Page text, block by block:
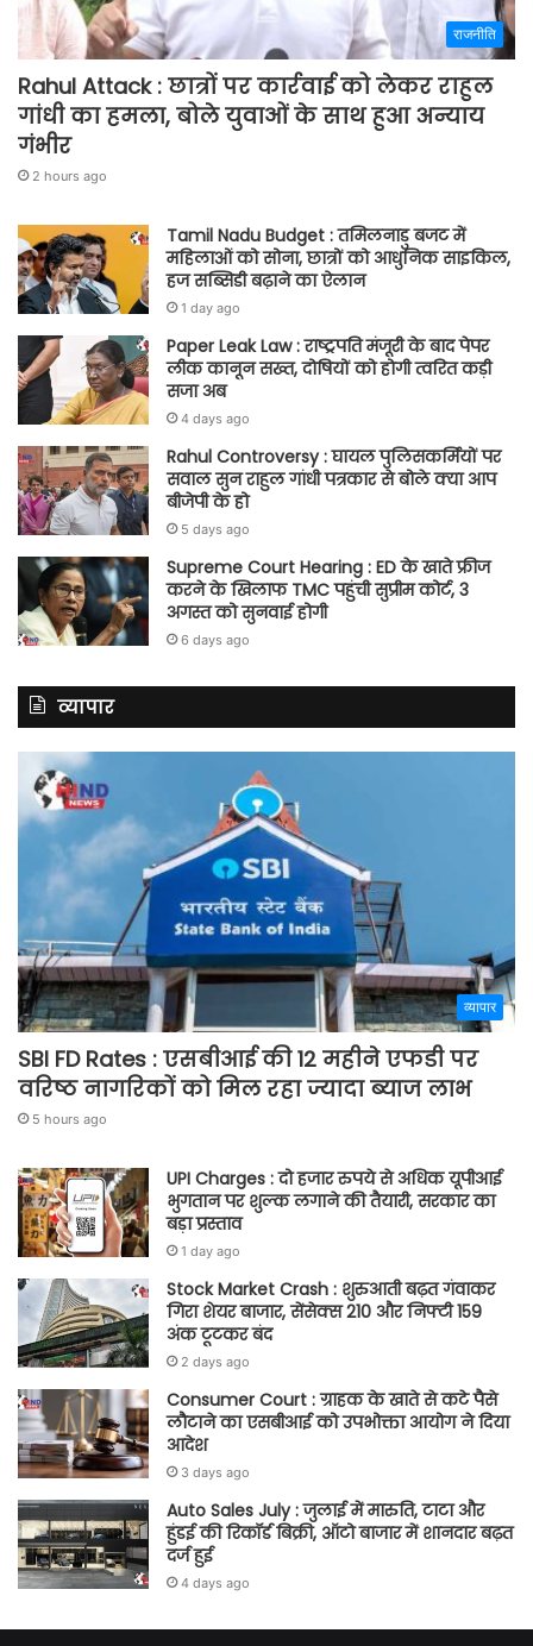
राजनीति
Rahul Attack : छात्रों पर कार्रवाई को लेकर राहुल
गांधी का हमला, बोले युवाओं के साथ हुआ अन्याय
गंभीर
2 hours ago
Tamil Nadu Budget : तमिलनाडु बजट में
महिलाओं को सोना, छात्रों को आधुनिक साइकिल,
हज सब्सिडी बढ़ाने का ऐलान
1 day ago
Paper Leak Law : राष्ट्रपति मंजूरी के बाद पेपर
लीक कानून सख्त, दोषियों को होगी त्वरित कड़ी
सजा अब
4 days ago
Rahul Controversy : घायल पुलिसकर्मियों पर
सवाल सुन राहुल गांधी पत्रकार से बोले क्या आप
बीजेपी के हो
5 days ago
Supreme Court Hearing : ED के खाते फ्रीज
करने के खिलाफ TMC पहुंची सुप्रीम कोर्ट, 3
अगस्त को सुनवाई होगी
6 days ago
व्यापार
व्यापार
SBI FD Rates : एसबीआई की 12 महीने एफडी पर
वरिष्ठ नागरिकों को मिल रहा ज्यादा ब्याज लाभ
5 hours ago
UPI Charges : दो हजार रुपये से अधिक यूपीआई
भुगतान पर शुल्क लगाने की तैयारी, सरकार का
बड़ा प्रस्ताव
1 day ago
Stock Market Crash : शुरुआती बढ़त गंवाकर
गिरा शेयर बाजार, सेंसेक्स 210 और निफ्टी 159
अंक टूटकर बंद
2 days ago
Consumer Court : ग्राहक के खाते से कटे पैसे
लौटाने का एसबीआई को उपभोक्ता आयोग ने दिया
आदेश
3 days ago
Auto Sales July : जुलाई में मारुति, टाटा और
हुंडई की रिकॉर्ड बिक्री, ऑटो बाजार में शानदार बढ़त
दर्ज हुई
4 days ago